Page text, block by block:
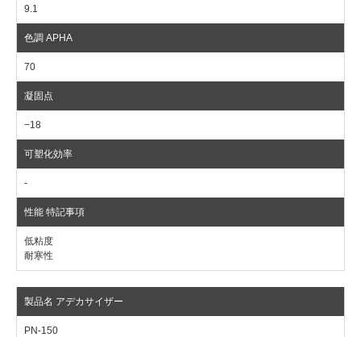
9.1
70
−18
-
低粘度
耐寒性
PN-150